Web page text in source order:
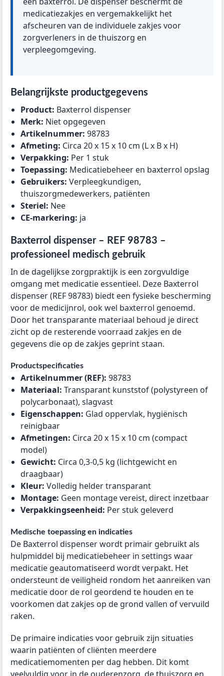
medicatiezakjes en vergemakkelijkt het
afscheuren van de individuele zakjes voor
zorgverleners in de thuiszorg en
verpleegomgeving.
Belangrijkste productgegevens
Product: Baxterrol dispenser
Merk: Niet opgegeven
Artikelnummer: 98783
Afmeting: Circa 20 x 15 x 10 cm (L x B x H)
Verpakking: Per 1 stuk
Toepassing: Medicatiebeheer en baxterrol opslag
Gebruikers: Verpleegkundigen,
thuiszorgmedewerkers, patiënten
Steriel: Nee
CE-markering: ja
Baxterrol dispenser – REF 98783 –
professioneel medisch gebruik
In de dagelijkse zorgpraktijk is een zorgvuldige
omgang met medicatie essentieel. Deze Baxterrol
dispenser (REF 98783) biedt een fysieke bescherming
voor de medicijnrol, ook wel baxterrol genoemd.
Door het transparante materiaal behoud je direct
zicht op de resterende voorraad zakjes en de
gegevens die op de zakjes geprint staan.
Productspecificaties
Artikelnummer (REF): 98783
Materiaal: Transparant kunststof (polystyreen of
polycarbonaat), slagvast
Eigenschappen: Glad oppervlak, hygiënisch
reinigbaar
Afmetingen: Circa 20 x 15 x 10 cm (compact
model)
Gewicht: Circa 0,3-0,5 kg (lichtgewicht en
draagbaar)
Kleur: Volledig helder transparant
Montage: Geen montage vereist, direct inzetbaar
Verpakkingseenheid: Per stuk geleverd
Medische toepassing en indicaties
De Baxterrol dispenser wordt primair gebruikt als
hulpmiddel bij medicatiebeheer in settings waar
medicatie geautomatiseerd wordt verpakt. Het
ondersteunt de veiligheid rondom het aanreiken van
medicatie door de rol geordend te houden en te
voorkomen dat zakjes op de grond vallen of vervuild
raken.
De primaire indicaties voor gebruik zijn situaties
waarin patiënten of cliënten meerdere
medicatiemomenten per dag hebben. Dit komt